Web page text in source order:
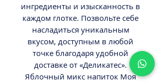
ингредиенты и изысканность в
каждом глотке. Позвольте себе
насладиться уникальным
вкусом, доступным в любой
точке благодаря удобной
доставке от «Деликатес».
Яблочный микс напиток Моя